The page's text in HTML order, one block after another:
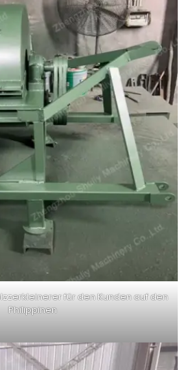
für den Kunden auf den
Philippinen